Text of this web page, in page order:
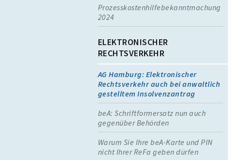
Prozesskostenhilfebekanntmachung
2024
ELEKTRONISCHER
RECHTSVERKEHR
AG Hamburg: Elektronischer
Rechtsverkehr auch bei anwaltlich
gestelltem Insolvenzantrag
beA: Schriftformersatz nun auch
gegenüber Behörden
Warum Sie Ihre beA-Karte und PIN
nicht Ihrer ReFa geben dürfen